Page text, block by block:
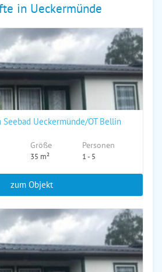
in Ueckermünde
Ueckermünde/OT Bellin
Größe
35 m²
Personen
1 - 5
zum Objekt